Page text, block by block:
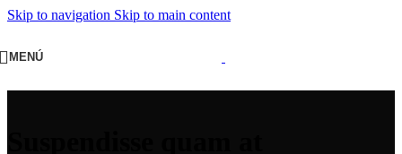
Skip to navigation Skip to main content
MENÚ